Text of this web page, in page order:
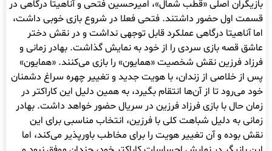
بازیگران اصلی «قطب شمال»، امیرحسین فتحی و آناهیتا درگاهی در
قسمت اول حضور داشتند. فتحی فعلا در شروع بازی خوبی داشت،
اما آناهیتا درگاهی عملکرد قابل توجهی نداشت و در نقش دختر
عاشق قصه بازی سردی را از خود به نمایش گذاشت. بهادر زمانی و
فرزاد فرزین نقش شخصیت «همایون» را بازی می‌کنند. «همایون»
پس از خلاصی از زندان، با هویت جدید و تغییر چهره سراغ دشمنان
خود می‌رود تا از آن‌ها انتقام بگیرد، به همین دلیل این کاراکتر در
زمان حال با بازی فرزاد فرزین در سریال حضور خواهد داشت. بهادر
زمانی به دلیل شباهت کلی با فرزین، انتخاب مناسبی برای این
نقش بوده و آن تغییر هویت را برای مخاطب باورپذیر می‌کند، اما